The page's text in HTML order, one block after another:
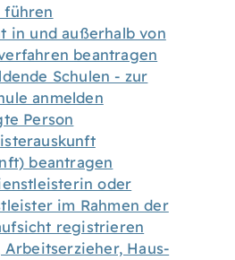
führen
in und außerhalb von
beantragen
Schulen - zur
anmelden
Person
beantragen
oder
im Rahmen der
registrieren
Haus-